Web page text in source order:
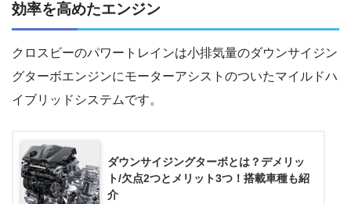
効率を高めたエンジン
クロスビーのパワートレインは小排気量のダウンサイジン
グターボエンジンにモーターアシストのついたマイルドハ
イブリッドシステムです。
ダウンサイジングターボとは？デメリッ
ト/欠点2つとメリット3つ！搭載車種も紹
介